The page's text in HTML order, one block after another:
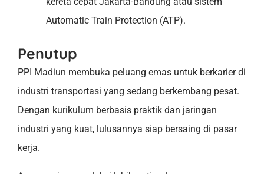
Automatic Train Protection (ATP).
Penutup
PPI Madiun membuka peluang emas untuk berkarier di
industri transportasi yang sedang berkembang pesat.
Dengan kurikulum berbasis praktik dan jaringan
industri yang kuat, lulusannya siap bersaing di pasar
kerja.